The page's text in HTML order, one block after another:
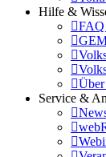
Hilfe &
FAQ
Service &